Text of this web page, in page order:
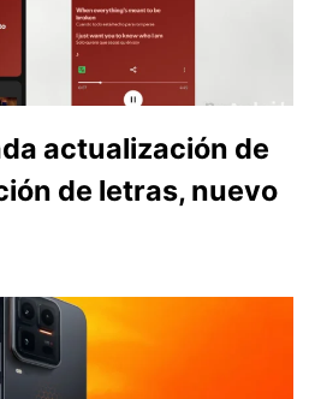
actualización de
de letras, nuevo